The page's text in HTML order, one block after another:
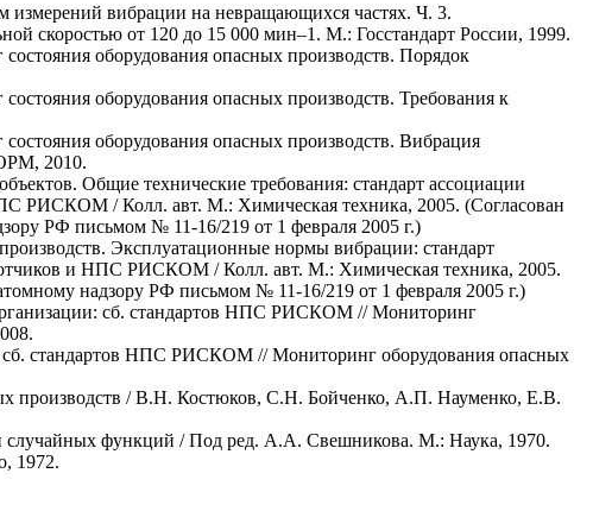
вибрации на невращающихся частях. Ч. 3.
от 120 до 15 000 мин–1. М.: Госстандарт России, 1999.
оборудования опасных производств. Порядок
оборудования опасных производств. Требования к
оборудования опасных производств. Вибрация
2010.
Общие технические требования: стандарт ассоциации
РИСКОМ / Колл. авт. М.: Химическая техника, 2005. (Согласован
РФ письмом № 11-16/219 от 1 февраля 2005 г.)
Эксплуатационные нормы вибрации: стандарт
и НПС РИСКОМ / Колл. авт. М.: Химическая техника, 2005.
надзору РФ письмом № 11-16/219 от 1 февраля 2005 г.)
сб. стандартов НПС РИСКОМ // Мониторинг
стандартов НПС РИСКОМ // Мониторинг оборудования опасных
производств / В.Н. Костюков, С.Н. Бойченко, А.П. Науменко, Е.В.
случайных функций / Под ред. А.А. Свешникова. М.: Наука, 1970.
1972.